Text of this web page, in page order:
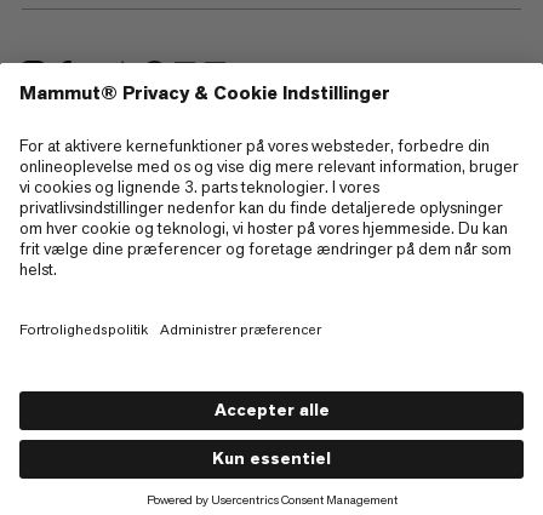
—
Sitemap
Cookies
Juridisk information